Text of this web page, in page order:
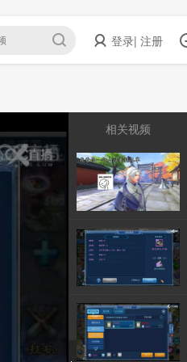
登录| 注册
相关视频